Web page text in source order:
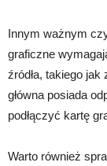
Innym ważnym
graficzne
źródła, takiego jak
główna posiada
podłączyć kartę
Warto również